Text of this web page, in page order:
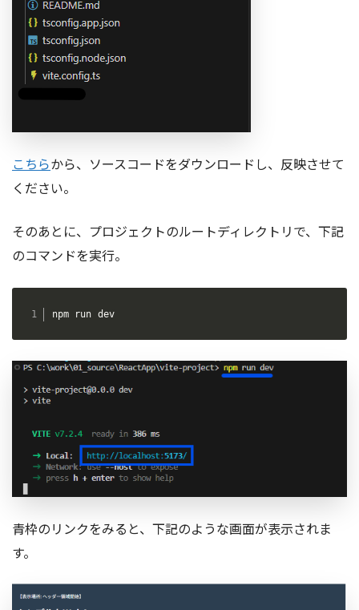
こちらから、ソースコードをダウンロードし、反映させて
ください。
そのあとに、プロジェクトのルートディレクトリで、下記
のコマンドを実行。
npm run dev
青枠のリンクをみると、下記のような画面が表示されま
す。